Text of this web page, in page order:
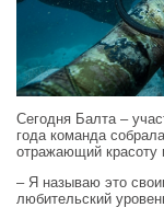
Сегодня Балта –
года команда
отражающий
– Я называю это
любительский